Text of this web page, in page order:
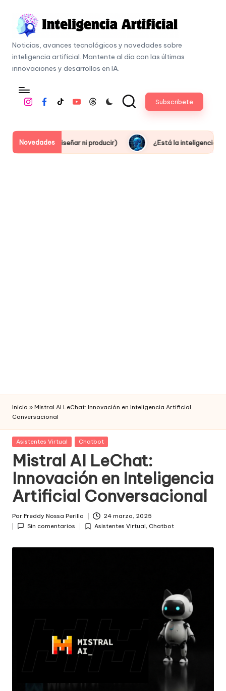
content
I
n
t
e
n
c
Noticias, avances tecnológicos y novedades sobre
inteligencia artificial. Mantente al día con las últimas
innovaciones y desarrollos en IA.
InstagramFacebookTiktokYoutubeThreads Subscribete
Novedades
saber diseñar ni producir) ¿Está la inteligencia artificial
Inicio » Mistral AI LeChat: Innovación en Inteligencia Artificial
Conversacional
Posted
Asistentes Virtual Chatbot
Mistral AI LeChat:
Innovación en Inteligencia
Artificial Conversacional
Publicado
por
Por Freddy Nossa Perilla
24 marzo, 2025
Sin comentarios
Posted
Asistentes Virtual, Chatbot